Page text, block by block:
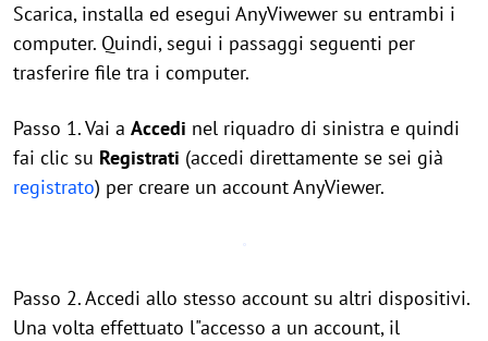
Scarica, installa ed esegui AnyViwewer su entrambi i
computer. Quindi, segui i passaggi seguenti per
trasferire file tra i computer.
Passo 1. Vai a Accedi nel riquadro di sinistra e quindi
fai clic su Registrati (accedi direttamente se sei già
registrato) per creare un account AnyViewer.
Passo 2. Accedi allo stesso account su altri dispositivi.
Una volta effettuato l"accesso a un account, il